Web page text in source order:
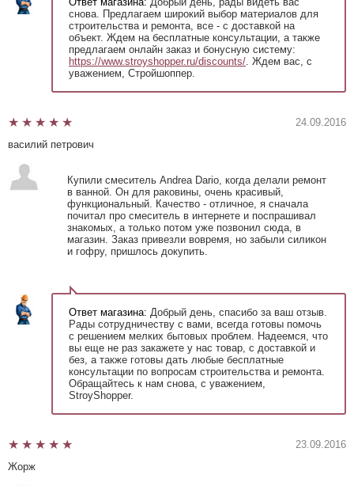
снова. Предлагаем широкий выбор материалов для
строительства и ремонта, все - с доставкой на
объект. Ждем на бесплатные консультации, а также
предлагаем онлайн заказ и бонусную систему:
https://www.stroyshopper.ru/discounts/. Ждем вас, с
уважением, Стройшоппер.
василий петрович
24.09.2016
Купили смеситель Andrea Dario, когда делали ремонт
в ванной. Он для раковины, очень красивый,
функциональный. Качество - отличное, я сначала
почитал про смеситель в интернете и поспрашивал
знакомых, а только потом уже позвонил сюда, в
магазин. Заказ привезли вовремя, но забыли силикон
и гофру, пришлось докупить.
Ответ магазина: Добрый день, спасибо за ваш отзыв.
Рады сотрудничеству с вами, всегда готовы помочь
с решением мелких бытовых проблем. Надеемся, что
вы еще не раз закажете у нас товар, с доставкой и
без, а также готовы дать любые бесплатные
консультации по вопросам строительства и ремонта.
Обращайтесь к нам снова, с уважением,
StroyShopper.
Жорж
23.09.2016